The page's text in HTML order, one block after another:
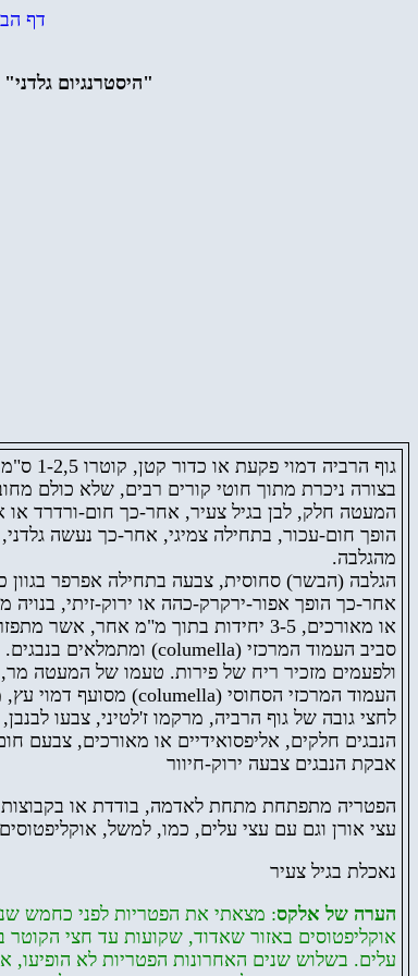
דף
"היסטרנגיום גלדני"
גוף הרביה
בצורה ניכרת מתוך חוטי קורים רבים, שלא כולם
המעטה חלק, לבן בגיל צעיר, אחר-כך חום-ורדרד
הופך חום-עכור, בתחילה צמיגי, אחר-כך נעשה
מהגלבה.
הגלבה (הבשר) סחוסית, צבעה בתחילה אפרפר בגוון
אחר-כך הופך אפור-ירקרק-כהה או ירוק-זיתי, בנויה
או מאורכים, 3-5 יחידות בתוך מ"מ אחר, אשר
סביב העמוד המרכזי (columella)
ומתמלאים
ולפעמים מזכיר ריח של פירות. טעמו של המעטה מר,
העמוד המרכזי הסחוסי (columella) מסועף דמוי עץ,
לחצי גובה של גוף הרביה, מרקמו ז'לטיני, צבעו
הנבגים חלקים, אליפסואידיים או מאורכים, צבעם
אבקת הנבגים צבעה ירוק-חיוור
הפטריה מתפתחת מתחת לאדמה, בודדת או בקבוצות,
עצי אורן וגם עם עצי עלים, כמו, למשל, אוקליפטוסים
נאכלת בגיל צעיר
הערה של אלקס: מצאתי את הפטריות לפני כחמש
אוקליפטוסים באזור שאדוד, שקועות עד חצי
עלים. בשלוש שנים האחרונות הפטריות לא הופיעו,